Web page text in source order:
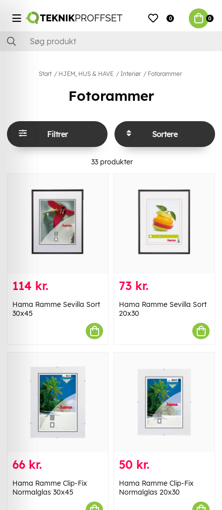
0 0
Start HJEM, HUS & HAVE Interiør Fotorammer
Fotorammer
Filtrer Sortere
33 produkter
114 kr.
Hama Ramme Sevilla Sort
30x45
73 kr.
Hama Ramme Sevilla Sort
20x30
66 kr.
Hama Ramme Clip-Fix
Normalglas 30x45
50 kr.
Hama Ramme Clip-Fix
Normalglas 20x30